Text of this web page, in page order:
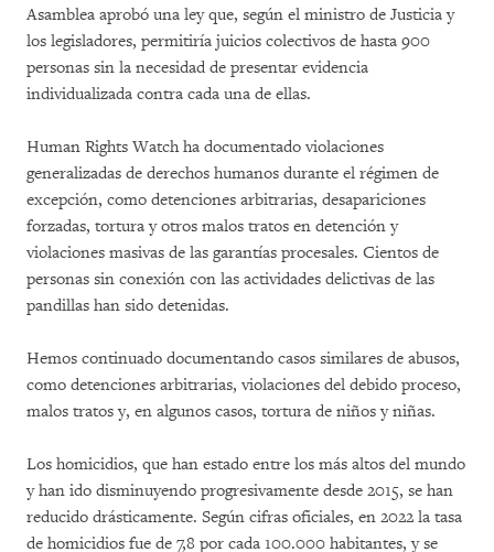
Asamblea aprobó una ley que, según el ministro de Justicia y
los legisladores, permitiría juicios colectivos de hasta 900
personas sin la necesidad de presentar evidencia
individualizada contra cada una de ellas.
Human Rights Watch ha documentado violaciones
generalizadas de derechos humanos durante el régimen de
excepción, como detenciones arbitrarias, desapariciones
forzadas, tortura y otros malos tratos en detención y
violaciones masivas de las garantías procesales. Cientos de
personas sin conexión con las actividades delictivas de las
pandillas han sido detenidas.
Hemos continuado documentando casos similares de abusos,
como detenciones arbitrarias, violaciones del debido proceso,
malos tratos y, en algunos casos, tortura de niños y niñas.
Los homicidios, que han estado entre los más altos del mundo
y han ido disminuyendo progresivamente desde 2015, se han
reducido drásticamente. Según cifras oficiales, en 2022 la tasa
de homicidios fue de 7,8 por cada 100.000 habitantes, y se